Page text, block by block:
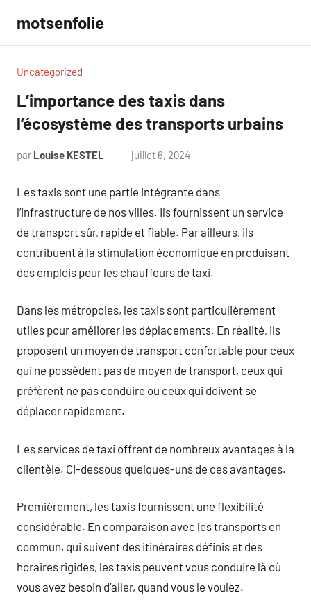
contenu
motsenfolie
Uncategorized
L’importance des taxis dans
l’écosystème des transports urbains
par Louise KESTEL juillet 6, 2024
Les taxis sont une partie intégrante dans
l’infrastructure de nos villes. Ils fournissent un service
de transport sûr, rapide et fiable. Par ailleurs, ils
contribuent à la stimulation économique en produisant
des emplois pour les chauffeurs de taxi.
Dans les métropoles, les taxis sont particulièrement
utiles pour améliorer les déplacements. En réalité, ils
proposent un moyen de transport confortable pour ceux
qui ne possèdent pas de moyen de transport, ceux qui
préfèrent ne pas conduire ou ceux qui doivent se
déplacer rapidement.
Les services de taxi offrent de nombreux avantages à la
clientèle. Ci-dessous quelques-uns de ces avantages.
Premièrement, les taxis fournissent une flexibilité
considérable. En comparaison avec les transports en
commun, qui suivent des itinéraires définis et des
horaires rigides, les taxis peuvent vous conduire là où
vous avez besoin d’aller, quand vous le voulez.